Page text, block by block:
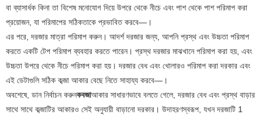
বা ব্যাসার্ধক কিনা তা বিশেষ মনোযোগ দিয়ে উপরে থেকে নীচে এবং পাশ থেকে পাশ পরিমাপ করা
প্রয়োজন, যা পরিমাপের সঠিকতাকে প্রভাবিত করবে—।
এর পরে, দরজার মাত্রা পরিমাপ করুন। আদর্শ দরজার জন্য, আপনি প্রস্থ এবং উচ্চতা পরিমাপ
করতে একটি টেপ পরিমাপ ব্যবহার করতে পারেন। প্রস্থ দরজার মাঝখানে পরিমাপ করা হয়, এবং
উচ্চতা উপরে থেকে নীচে পরিমাপ করা হয়। দরজার বেধ এবং খোলারও পরিমাপ করা দরকার এবং
এই ডেটাগুলি সঠিক কব্জা আকার বেছে নিতে সাহায্য করবে—।
অবশেষে, ডান নির্বাচন করুনকবজাআকার সাধারণভাবে বলতে গেলে, দরজার বেধ এবং প্রস্থ বাড়ার
সাথে সাথে কব্জাটির আকারও সেই অনুযায়ী বাড়ানো দরকার। উদাহরণস্বরূপ, যখন দরজাটি 1